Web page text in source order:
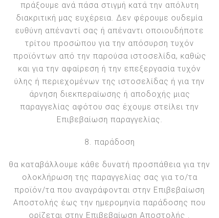
πράξουμε ανά πάσα στιγμή κατά την απόλυτη
διακριτική μας ευχέρεια. Δεν φέρουμε ουδεμία
ευθύνη απέναντί σας ή απέναντι οποιουδήποτε
τρίτου προσώπου για την απόσυρση τυχόν
προϊόντων από την παρούσα ιστοσελίδα, καθώς
και για την αφαίρεση ή την επεξεργασία τυχόν
ύλης ή περιεχομένων της ιστοσελίδας ή για την
άρνηση διεκπεραίωσης ή αποδοχής μιας
παραγγελίας αφότου σας έχουμε στείλει την
Επιβεβαίωση παραγγελίας.
8. παράδοση
θα καταβάλλουμε κάθε δυνατή προσπάθεια για την
ολοκλήρωση της παραγγελίας σας για το/τα
προϊόν/τα που αναγράφονται στην Επιβεβαίωση
Αποστολής έως την ημερομηνία παράδοσης που
ορίζεται στην Επιβεβαίωση Αποστολής .